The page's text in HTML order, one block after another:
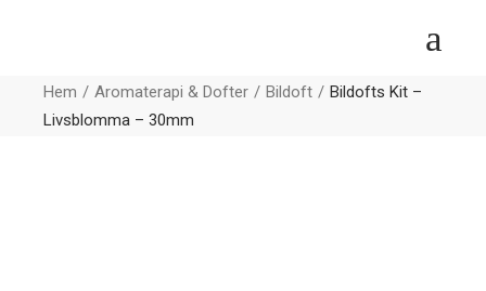
Hem Aromaterapi & Dofter Bildoft
Bildofts Kit –
Livsblomma – 30mm